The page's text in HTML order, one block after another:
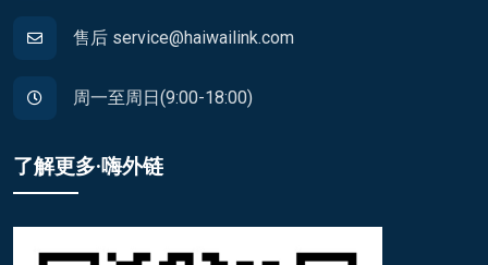
售后 service@haiwailink.com
周一至周日(9:00-18:00)
了解更多·嗨外链